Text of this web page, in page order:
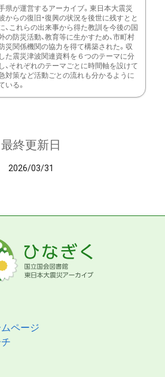
県が運営するアーカイブ。東日本大震災
からの復旧・復興の状況を後世に残すとと
、これらの出来事から得た教訓を今後の国
の防災活動、教育等に生かすため、市町村
災関係機関の協力を得て構築された。収
た震災津波関連資料を６つのテーマに分
、それぞれのテーマごとに時間軸を設けて
対策など活動ごとの流れも分かるように
いる。
最終更新日
2026/03/31
ページ